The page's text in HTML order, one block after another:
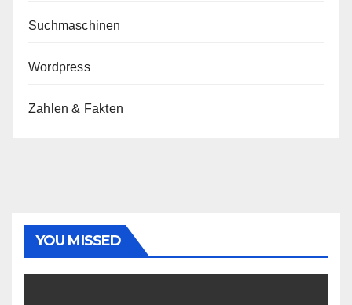
Suchmaschinen
Wordpress
Zahlen & Fakten
YOU MISSED